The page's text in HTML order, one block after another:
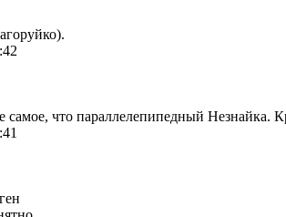
самое, что параллелепипедный Незнайка.